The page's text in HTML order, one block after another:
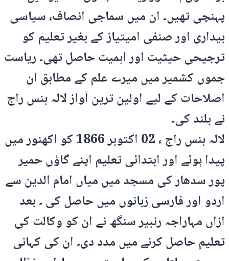
پہنچی تھیں۔ ان میں سماجی انصاف، سیاسی
بیداری اور صنفی امیتیاز کے بغیر تعلیم کو
ترجیحی حیثیت اور اہمیت حاصل تھی۔ ریاست
جموں کشمیر میں میرے علم کے مطابق ان
اصلاحات کے لیے اولین ترین آواز لالہ ہنس راج
نے بلند کی۔
لالہ ہنس راج ، 02 اکتوبر 1866 کو اکھنور میں
پیدا ہوئے اور ابتدائی تعلیم اپنے گاؤں حمیر
پور سدھار کی مسجد میں میاں امام الدین سے
اردو اور فارسی زبانوں میں حاصل کی ۔ بعد
ازاں مہاراجہ رنبیر سنگھ نے ان کو وکالت کی
تعلیم حاصل کرنے میں مدد دی۔ ان کی کہانی